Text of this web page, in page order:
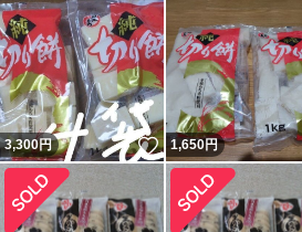
3,300円 いいね！
1,650円